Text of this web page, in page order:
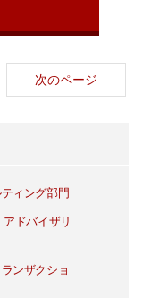
次のページ
ィング部門
ドバイザリ
ンザクショ